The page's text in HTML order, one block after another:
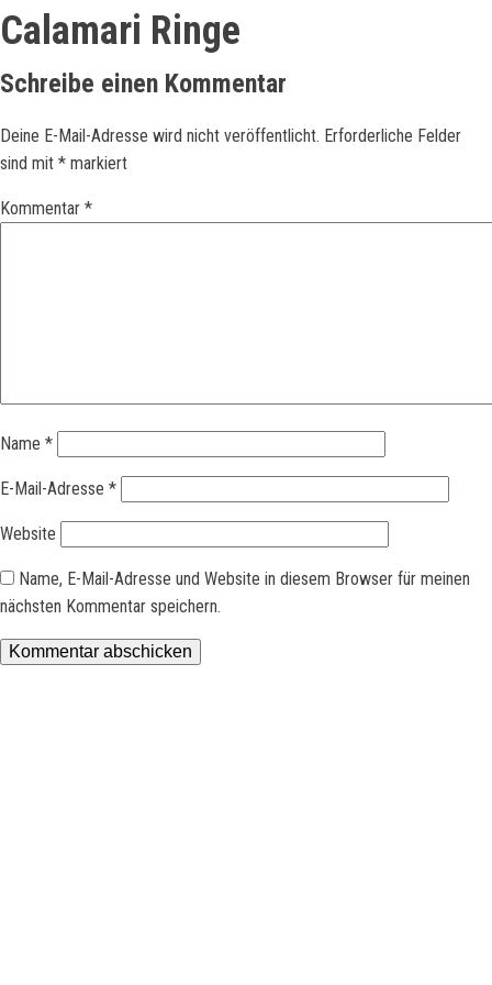
Calamari Ringe
Schreibe einen Kommentar
Deine E-Mail-Adresse wird nicht veröffentlicht. Erforderliche Felder
sind mit * markiert
Kommentar *
Name *
E-Mail-Adresse *
Website
Name, E-Mail-Adresse und Website in diesem Browser für meinen
nächsten Kommentar speichern.